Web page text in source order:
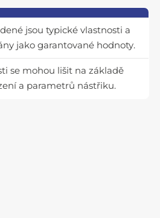
jsou typické vlastnosti a
jako garantované hodnoty.
se mohou lišit na základě
a parametrů nástřiku.